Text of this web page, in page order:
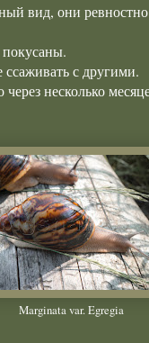
вид, они
с другими.
несколько
Marginata var. Egregia